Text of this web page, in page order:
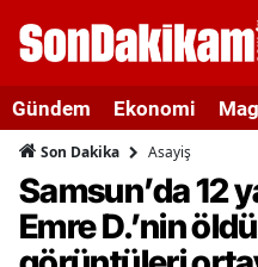
Gündem Ekonomi
Son Dakika Asayiş
Samsun’da 12
Emre D.’nin